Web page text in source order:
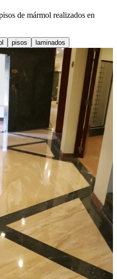
de mármol realizados en
pisos laminados